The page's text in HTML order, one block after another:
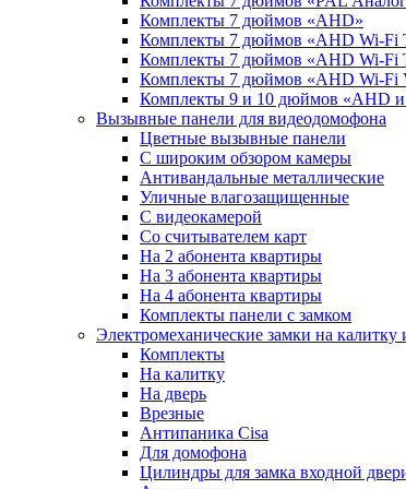
Комплекты 7 дюймов «AHD»
Комплекты 7 дюймов «AHD Wi-Fi
Комплекты 7 дюймов «AHD Wi-Fi
Комплекты 7 дюймов «AHD Wi-Fi
Комплекты 9 и 10 дюймов «AHD
Вызывные панели для видеодомофона
Цветные вызывные панели
С широким обзором камеры
Антивандальные металлические
Уличные влагозащищенные
С видеокамерой
Со считывателем карт
На 2 абонента квартиры
На 3 абонента квартиры
На 4 абонента квартиры
Комплекты панели с замком
Электромеханические замки на калитку
Комплекты
На калитку
На дверь
Врезные
Антипаника Cisa
Для домофона
Цилиндры для замка входной